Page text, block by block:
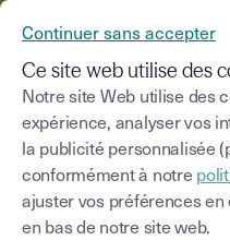
Blog|Création
Choisir une catégorie
Continuer sans accepter
Ce site web utilise des
Notre site Web utilise des
expérience, analyser vos
la publicité personnalisée
conformément à notre
ajuster vos préférences en
en bas de notre site web.